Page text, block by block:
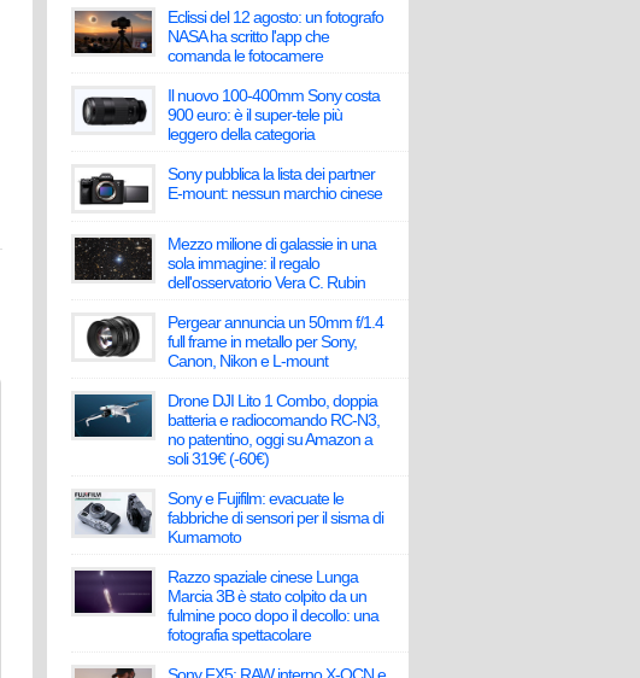
Eclissi del 12 agosto: un fotografo
NASA ha scritto l'app che
comanda le fotocamere
Il nuovo 100-400mm Sony costa
900 euro: è il super-tele più
leggero della categoria
Sony pubblica la lista dei partner
E-mount: nessun marchio cinese
Mezzo milione di galassie in una
sola immagine: il regalo
dell'osservatorio Vera C. Rubin
Pergear annuncia un 50mm f/1.4
full frame in metallo per Sony,
Canon, Nikon e L-mount
Drone DJI Lito 1 Combo, doppia
batteria e radiocomando RC-N3,
no patentino, oggi su Amazon a
soli 319€ (-60€)
Sony e Fujifilm: evacuate le
fabbriche di sensori per il sisma di
Kumamoto
Razzo spaziale cinese Lunga
Marcia 3B è stato colpito da un
fulmine poco dopo il decollo: una
fotografia spettacolare